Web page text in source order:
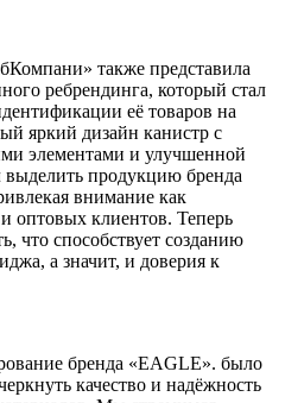
также представила
ребрендинга, который стал
её товаров на
яркий дизайн канистр с
элементами и улучшенной
выделить продукцию бренда
внимание как
оптовых клиентов. Теперь
что способствует созданию
а значит, и доверия к
бренда «EAGLE». было
качество и надёжность